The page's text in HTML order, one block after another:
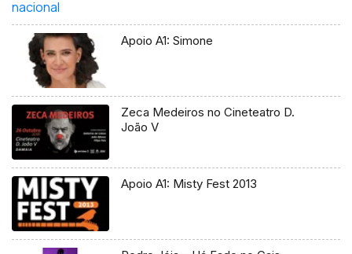
Apoio A1: Simone
Zeca Medeiros no Cineteatro D.
João V
Apoio A1: Misty Fest 2013